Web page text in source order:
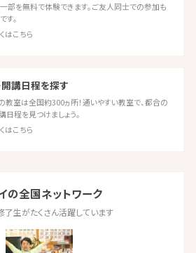
部を無料で体験できます。ご友人同士での参加も
す。
はこちら
開講日程を探す
教室は全国約300ヵ所！通いやすい教室で、都合の
日程を見つけましょう。
はこちら
の全国ネットワーク
了生がたくさん活躍しています